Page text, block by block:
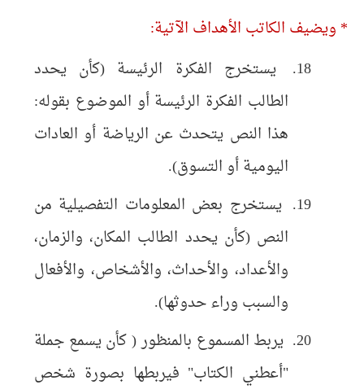
* ويضيف الكاتب الأهداف الآتية:
يستخرج الفكرة الرئيسة (كأن يحدد
الطالب الفكرة الرئيسة أو الموضوع بقوله:
هذا النص يتحدث عن الرياضة أو العادات
اليومية أو التسوق).
يستخرج بعض المعلومات التفصيلية من
النص (كأن يحدد الطالب المكان، والزمان،
والأعداد، والأحداث، والأشخاص، والأفعال
والسبب وراء حدوثها).
يربط المسموع بالمنظور ( كأن يسمع جملة
"أعطني الكتاب" فيربطها بصورة شخص